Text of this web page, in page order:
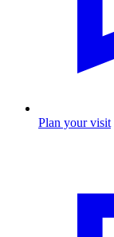
Plan your visit